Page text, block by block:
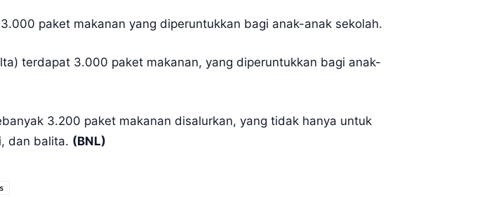
paket makanan yang diperuntukkan bagi anak-anak sekolah.
terdapat 3.000 paket makanan, yang diperuntukkan bagi anak-
3.200 paket makanan disalurkan, yang tidak hanya untuk
dan balita. (BNL)